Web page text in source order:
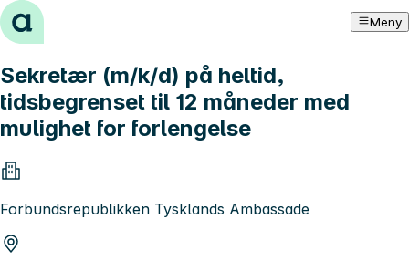
Hopp til innhold Meny
Sekretær (m/k/d) på heltid,
tidsbegrenset til 12 måneder med
mulighet for forlengelse
Forbundsrepublikken Tysklands Ambassade